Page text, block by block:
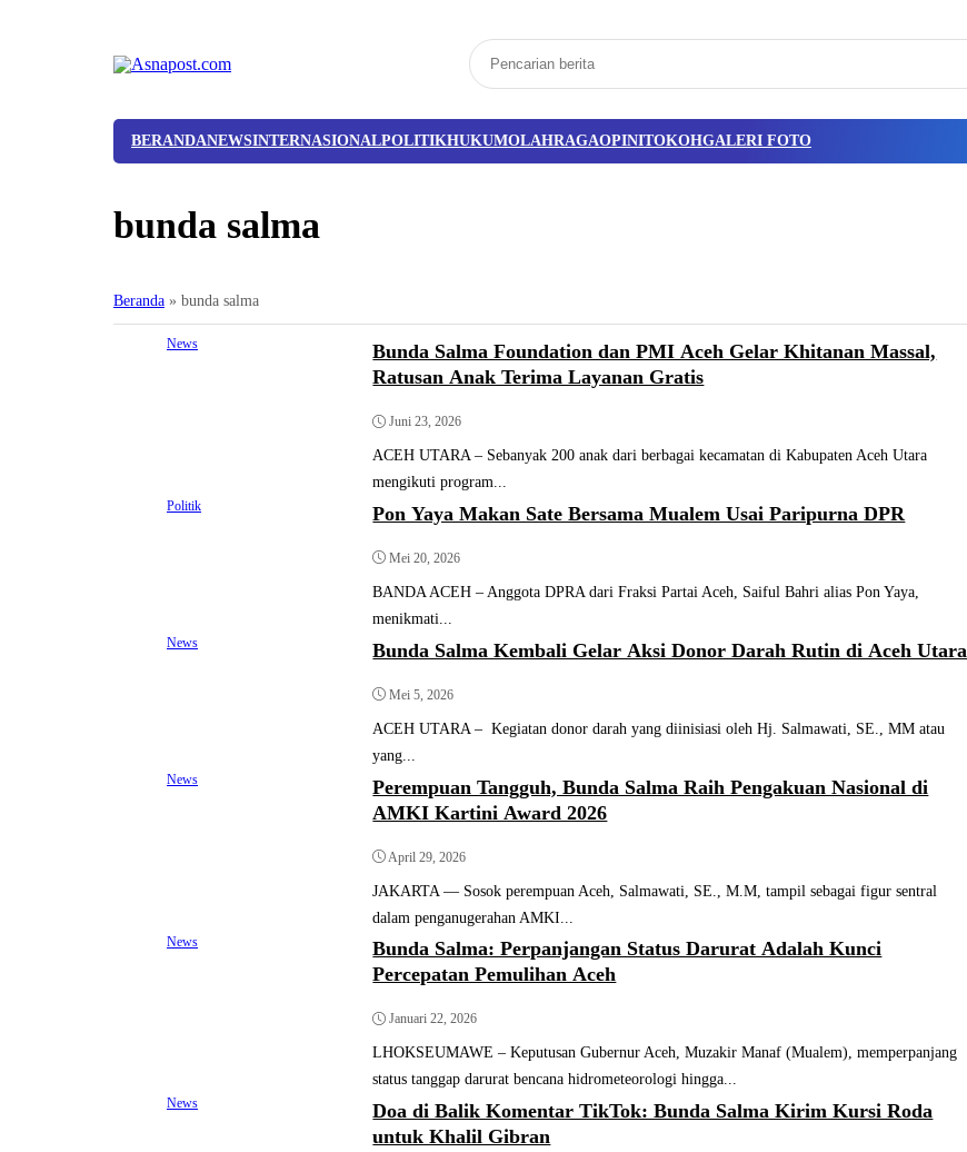
BERANDANEWSINTERNASIONALPOLITIKHUKUMOLAHRAGAOPINITOKOHGALERI FOTO
bunda salma
Beranda » bunda salma
News
Bunda Salma Foundation dan PMI Aceh Gelar Khitanan Massal,
Ratusan Anak Terima Layanan Gratis
Juni 23, 2026
ACEH UTARA – Sebanyak 200 anak dari berbagai kecamatan di Kabupaten Aceh Utara
mengikuti program...
Politik Pon Yaya Makan Sate Bersama Mualem Usai Paripurna DPR
Mei 20, 2026
BANDA ACEH – Anggota DPRA dari Fraksi Partai Aceh, Saiful Bahri alias Pon Yaya,
menikmati...
News Bunda Salma Kembali Gelar Aksi Donor Darah Rutin di Aceh Utara
Mei 5, 2026
ACEH UTARA – Kegiatan donor darah yang diinisiasi oleh Hj. Salmawati, SE., MM atau
yang...
News
Perempuan Tangguh, Bunda Salma Raih Pengakuan Nasional di
AMKI Kartini Award 2026
April 29, 2026
JAKARTA — Sosok perempuan Aceh, Salmawati, SE., M.M, tampil sebagai figur sentral
dalam penganugerahan AMKI...
News
Bunda Salma: Perpanjangan Status Darurat Adalah Kunci
Percepatan Pemulihan Aceh
Januari 22, 2026
LHOKSEUMAWE – Keputusan Gubernur Aceh, Muzakir Manaf (Mualem), memperpanjang
status tanggap darurat bencana hidrometeorologi hingga...
News
Doa di Balik Komentar TikTok: Bunda Salma Kirim Kursi Roda
untuk Khalil Gibran